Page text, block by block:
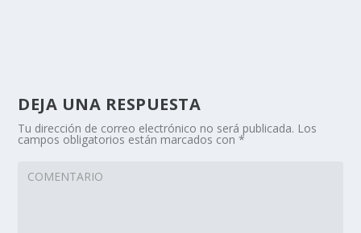
DEJA UNA RESPUESTA
Tu dirección de correo electrónico no será publicada. Los
campos obligatorios están marcados con*